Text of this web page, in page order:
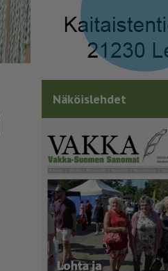
Näköislehdet